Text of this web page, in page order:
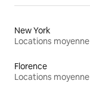
New York
Florence